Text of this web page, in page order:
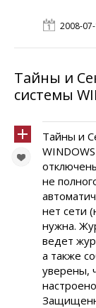
2008-
Тайны и
системы
Тайны и
не
нет сети
нужна.
ведет
а также
уверены,